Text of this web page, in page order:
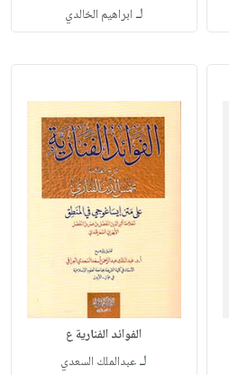
لـ ابراهيم الخالدي
الفوائد الفنارية ع
لـعبدالملك السعدي